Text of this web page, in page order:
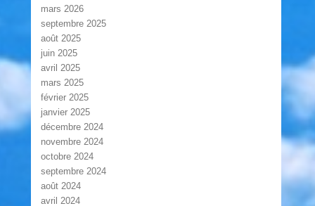
mars 2026
septembre 2025
août 2025
juin 2025
avril 2025
mars 2025
février 2025
janvier 2025
décembre 2024
novembre 2024
octobre 2024
septembre 2024
août 2024
avril 2024